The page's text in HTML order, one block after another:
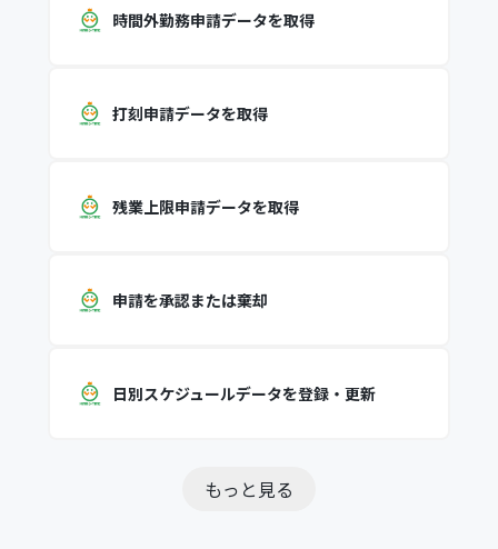
時間外勤務申請データを取得
打刻申請データを取得
残業上限申請データを取得
申請を承認または棄却
日別スケジュールデータを登録・更新
もっと見る